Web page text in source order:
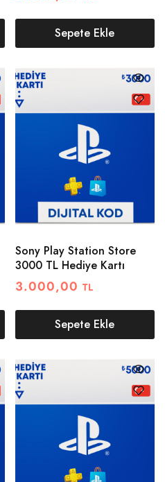
Sepete Ekle
Sony Play Station Store
3000 TL Hediye Kartı
3.000,00 TL
Sepete Ekle